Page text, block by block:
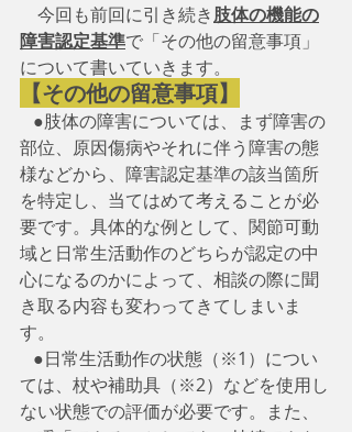
今回も前回に引き続き肢体の機能の
障害認定基準で「その他の留意事項」
について書いていきます。
【その他の留意事項】
●肢体の障害については、まず障害の
部位、原因傷病やそれに伴う障害の態
様などから、障害認定基準の該当箇所
を特定し、当てはめて考えることが必
要です。具体的な例として、関節可動
域と日常生活動作のどちらが認定の中
心になるのかによって、相談の際に聞
き取る内容も変わってきてしまいま
す。
●日常生活動作の状態（※1）につい
ては、杖や補助具（※2）などを使用し
ない状態での評価が必要です。また、